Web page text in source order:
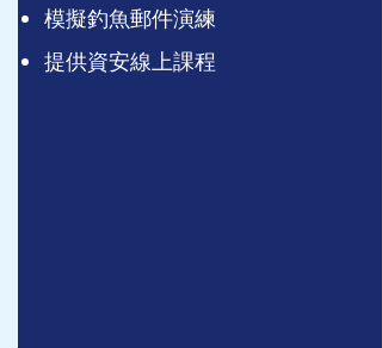
模擬釣魚郵件演練
提供資安線上課程